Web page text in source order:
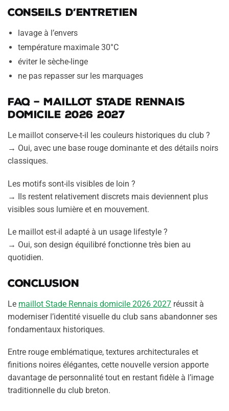
Conseils d’entretien
lavage à l’envers
température maximale 30°C
éviter le sèche-linge
ne pas repasser sur les marquages
FAQ – Maillot Stade Rennais
domicile 2026 2027
Le maillot conserve-t-il les couleurs historiques du club ?
→ Oui, avec une base rouge dominante et des détails noirs
classiques.
Les motifs sont-ils visibles de loin ?
→ Ils restent relativement discrets mais deviennent plus
visibles sous lumière et en mouvement.
Le maillot est-il adapté à un usage lifestyle ?
→ Oui, son design équilibré fonctionne très bien au
quotidien.
Conclusion
Le maillot Stade Rennais domicile 2026 2027 réussit à
moderniser l’identité visuelle du club sans abandonner ses
fondamentaux historiques.
Entre rouge emblématique, textures architecturales et
finitions noires élégantes, cette nouvelle version apporte
davantage de personnalité tout en restant fidèle à l’image
traditionnelle du club breton.